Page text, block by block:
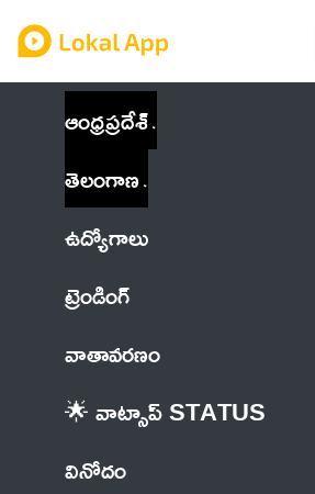
ఆంధ్రప్రదేశ్
తెలంగాణ
ఉద్యోగాలు
ట్రెండింగ్
వాతావరణం
🌟 వాట్సాప్ STATUS
వినోదం